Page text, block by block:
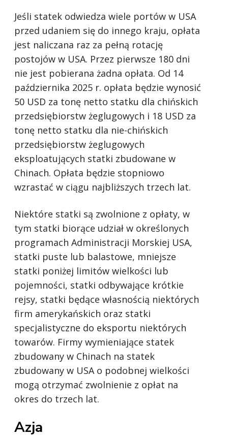
Jeśli statek odwiedza wiele portów w USA
przed udaniem się do innego kraju, opłata
jest naliczana raz za pełną rotację
postojów w USA. Przez pierwsze 180 dni
nie jest pobierana żadna opłata. Od 14
października 2025 r. opłata będzie wynosić
50 USD za tonę netto statku dla chińskich
przedsiębiorstw żeglugowych i 18 USD za
tonę netto statku dla nie-chińskich
przedsiębiorstw żeglugowych
eksploatujących statki zbudowane w
Chinach. Opłata będzie stopniowo
wzrastać w ciągu najbliższych trzech lat.
Niektóre statki są zwolnione z opłaty, w
tym statki biorące udział w określonych
programach Administracji Morskiej USA,
statki puste lub balastowe, mniejsze
statki poniżej limitów wielkości lub
pojemności, statki odbywające krótkie
rejsy, statki będące własnością niektórych
firm amerykańskich oraz statki
specjalistyczne do eksportu niektórych
towarów. Firmy wymieniające statek
zbudowany w Chinach na statek
zbudowany w USA o podobnej wielkości
mogą otrzymać zwolnienie z opłat na
okres do trzech lat.
Azja